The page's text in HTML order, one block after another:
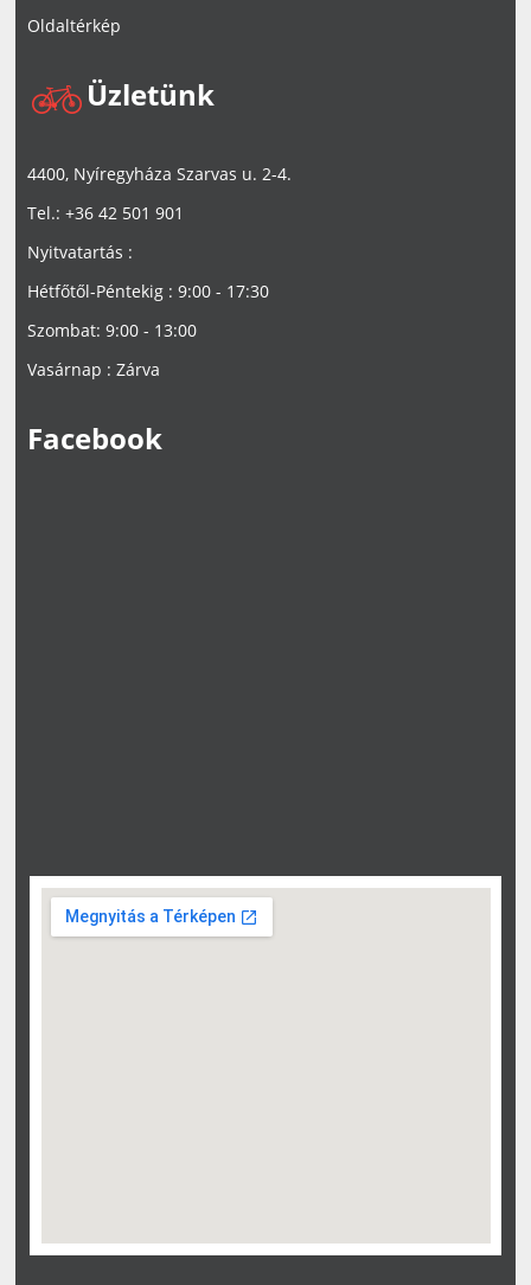
Oldaltérkép
Üzletünk
4400, Nyíregyháza Szarvas u. 2-4.
Tel.: +36 42 501 901
Nyitvatartás :
Hétfőtől-Péntekig : 9:00 - 17:30
Szombat: 9:00 - 13:00
Vasárnap : Zárva
Facebook